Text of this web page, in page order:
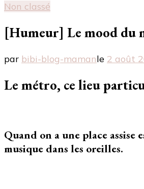
Non classé
[Humeur] Le mood du
par bibi-blog-mamanle 2 août
Le métro, ce lieu
Quand on a une place assise
musique dans les oreilles.